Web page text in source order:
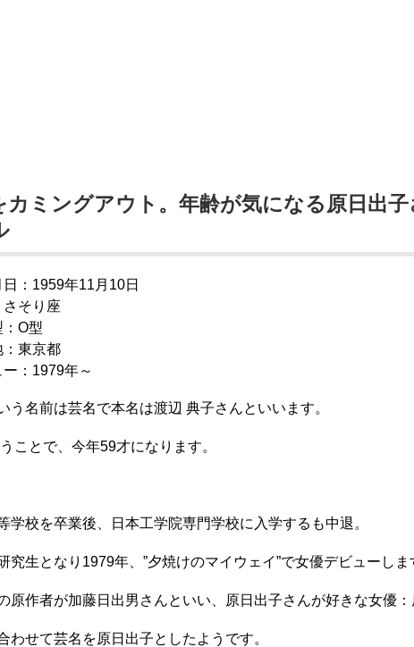
カミングアウト。年齢が気になる原日出子
：1959年11月10日
そり座
：O型
：東京都
ー：1979年～
う名前は芸名で本名は渡辺 典子さんといいます。
ことで、今年59才になります。
学校を卒業後、日本工学院専門学校に入学するも中退。
究生となり1979年、”夕焼けのマイウェイ”で女優デビューしま
原作者が加藤日出男さんといい、原日出子さんが好きな女優：
わせて芸名を原日出子としたようです。